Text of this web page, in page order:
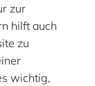
zur
hilft auch
zu
wichtig,